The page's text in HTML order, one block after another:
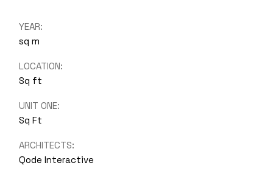
YEAR:
sq m
LOCATION:
Sq ft
UNIT ONE:
Sq Ft
ARCHITECTS:
Qode Interactive